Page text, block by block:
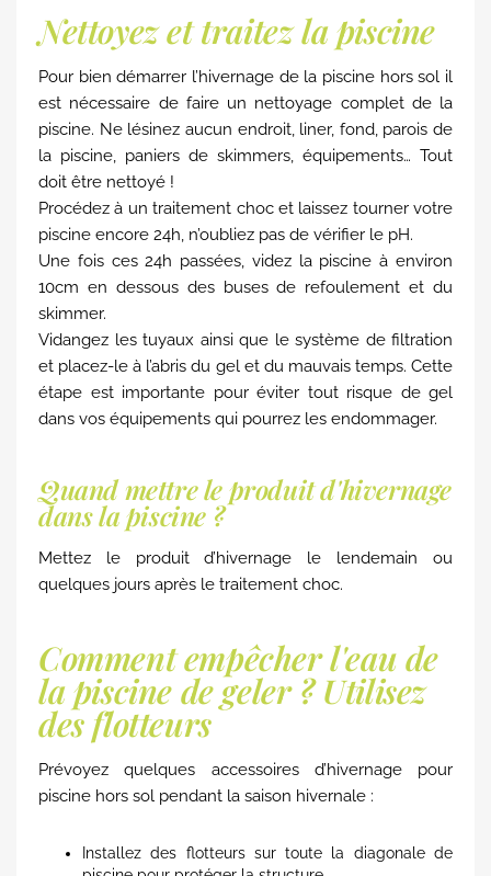
Nettoyez et traitez la piscine
Pour bien démarrer l’hivernage de la piscine hors sol il
est nécessaire de faire un nettoyage complet de la
piscine. Ne lésinez aucun endroit, liner, fond, parois de
la piscine, paniers de skimmers, équipements… Tout
doit être nettoyé !
Procédez à un traitement choc et laissez tourner votre
piscine encore 24h, n’oubliez pas de vérifier le pH.
Une fois ces 24h passées, videz la piscine à environ
10cm en dessous des buses de refoulement et du
skimmer.
Vidangez les tuyaux ainsi que le système de filtration
et placez-le à l’abris du gel et du mauvais temps. Cette
étape est importante pour éviter tout risque de gel
dans vos équipements qui pourrez les endommager.
Quand mettre le produit d'hivernage
dans la piscine ?
Mettez le produit d’hivernage le lendemain ou
quelques jours après le traitement choc.
Comment empêcher l'eau de
la piscine de geler ? Utilisez
des flotteurs
Prévoyez quelques accessoires d’hivernage pour
piscine hors sol pendant la saison hivernale :
Installez des flotteurs sur toute la diagonale de